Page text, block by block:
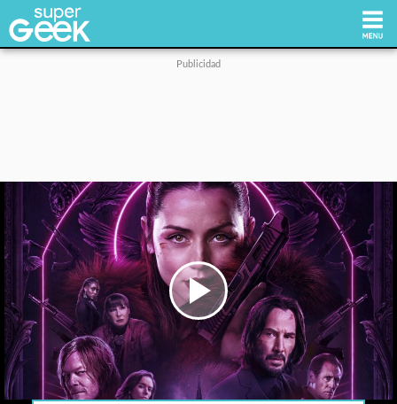
Tecnología
Videojuegos
Reviews
Cultura Pop
Streaming
Síguenos:
Play
Video